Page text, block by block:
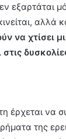
εξαρτάται
αλλά
να χτίσει
έρχεται να
της